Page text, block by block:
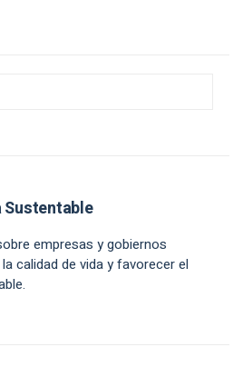
Sustentable
empresas y gobiernos
calidad de vida y favorecer el